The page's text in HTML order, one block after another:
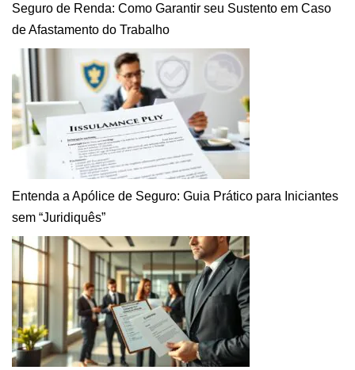
Seguro de Renda: Como Garantir seu Sustento em Caso
de Afastamento do Trabalho
Entenda a Apólice de Seguro: Guia Prático para Iniciantes
sem “Juridiquês”